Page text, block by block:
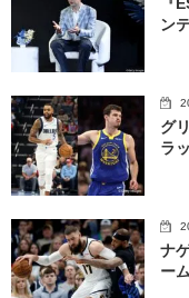
ン
グ
ラ
ナ
ー